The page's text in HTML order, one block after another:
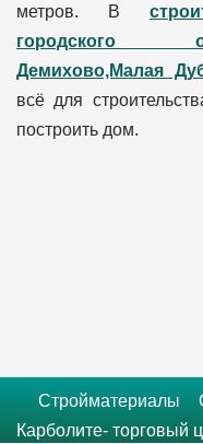
метров. В
городского
Демихово,Малая
всё для
построить дом.
Стройматериалы
Карболите- торговый